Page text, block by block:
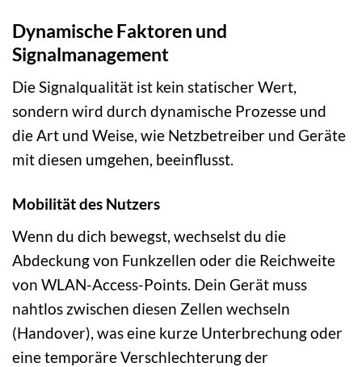
Dynamische Faktoren und
Signalmanagement
Die Signalqualität ist kein statischer Wert,
sondern wird durch dynamische Prozesse und
die Art und Weise, wie Netzbetreiber und Geräte
mit diesen umgehen, beeinflusst.
Mobilität des Nutzers
Wenn du dich bewegst, wechselst du die
Abdeckung von Funkzellen oder die Reichweite
von WLAN-Access-Points. Dein Gerät muss
nahtlos zwischen diesen Zellen wechseln
(Handover), was eine kurze Unterbrechung oder
eine temporäre Verschlechterung der